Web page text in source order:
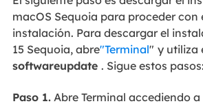
macOS Sequoia para proceder con
instalación. Para descargar el
15 Sequoia, abre"Terminal" y utiliza
softwareupdate . Sigue estos pasos:
Paso 1.Abre Terminal accediendo